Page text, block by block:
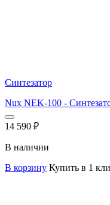
Синтезатор
Nux NEK-100 -
14 590 ₽
В наличии
В корзину Купить в 1